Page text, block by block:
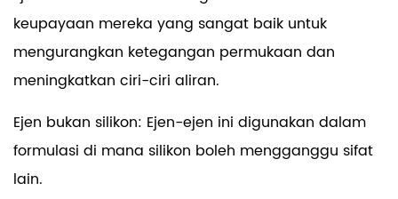
keupayaan mereka yang sangat baik untuk
mengurangkan ketegangan permukaan dan
meningkatkan ciri-ciri aliran.
Ejen bukan silikon: Ejen-ejen ini digunakan dalam
formulasi di mana silikon boleh mengganggu sifat
lain.